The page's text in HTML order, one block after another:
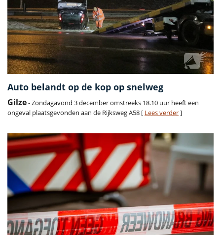
Auto belandt op de kop op snelweg
Gilze- Zondagavond 3 december omstreeks 18.10 uur heeft een
ongeval plaatsgevonden aan de Rijksweg A58 [ Lees verder]